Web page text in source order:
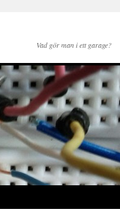
Vad gör man i ett garage?